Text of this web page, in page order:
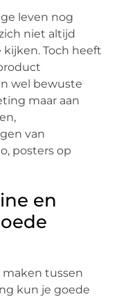
leven nog
niet altijd
Toch heeft
wel bewuste
maar aan
van
posters op
en
tussen
kun je goede